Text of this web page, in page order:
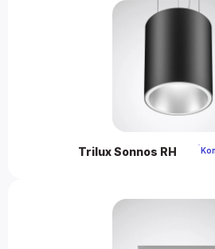
Trilux Sonnos RH